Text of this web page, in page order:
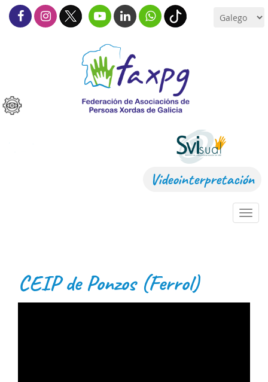
Videointerpretación
CEIP de Ponzos (Ferrol)